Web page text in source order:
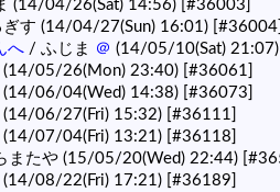
(14/04/26(Sat) 14:56) [#36003]
す (14/04/27(Sun) 16:01)
へ / ふじま ＠ (14/05/10(Sat)
(14/05/26(Mon) 23:40) [#36061]
(14/06/04(Wed) 14:38) [#36073]
(14/06/27(Fri) 15:32) [#36111]
(14/07/04(Fri) 13:21) [#36118]
またや (15/05/20(Wed) 22:44)
(14/08/22(Fri) 17:21) [#36189]